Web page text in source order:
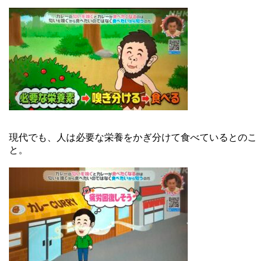
現代でも、人は必要な栄養をかぎ分けて食べているとのこ
と。